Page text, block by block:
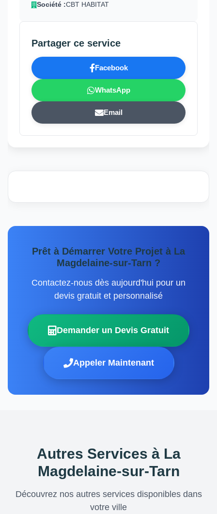
Société :CBT HABITAT
Partager ce service
Facebook
WhatsApp
Email
Prêt à Démarrer Votre Projet à La
Magdelaine-sur-Tarn ?
Contactez-nous dès aujourd'hui pour un
devis gratuit et personnalisé
Demander un Devis Gratuit
Appeler Maintenant
Autres Services à La
Magdelaine-sur-Tarn
Découvrez nos autres services disponibles dans
votre ville